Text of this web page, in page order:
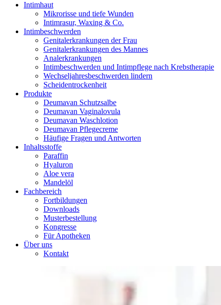
Intimhaut
Mikrorisse und tiefe Wunden
Intimrasur, Waxing & Co.
Intimbeschwerden
Genitalerkrankungen der Frau
Genitalerkrankungen des Mannes
Analerkrankungen
Intimbeschwerden und Intimpflege nach Krebstherapie
Wechseljahresbeschwerden lindern
Scheidentrockenheit
Produkte
Deumavan Schutzsalbe
Deumavan Vaginalovula
Deumavan Waschlotion
Deumavan Pflegecreme
Häufige Fragen und Antworten
Inhaltsstoffe
Paraffin
Hyaluron
Aloe vera
Mandelöl
Fachbereich
Fortbildungen
Downloads
Musterbestellung
Kongresse
Für Apotheken
Über uns
Kontakt